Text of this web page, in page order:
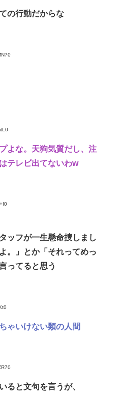
の行動だからな
よな。天狗気質だし、注
テレビ出てないわw
ッフが一生懸命捜しまし
。」とか「それってめっ
ってると思う
ゃいけない類の人間
ると文句を言うが、